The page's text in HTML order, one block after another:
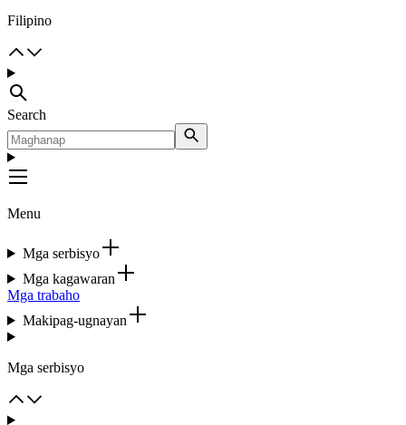
Filipino
Search
Menu
Mga serbisyo
Mga kagawaran
Mga trabaho
Makipag-ugnayan
Mga serbisyo